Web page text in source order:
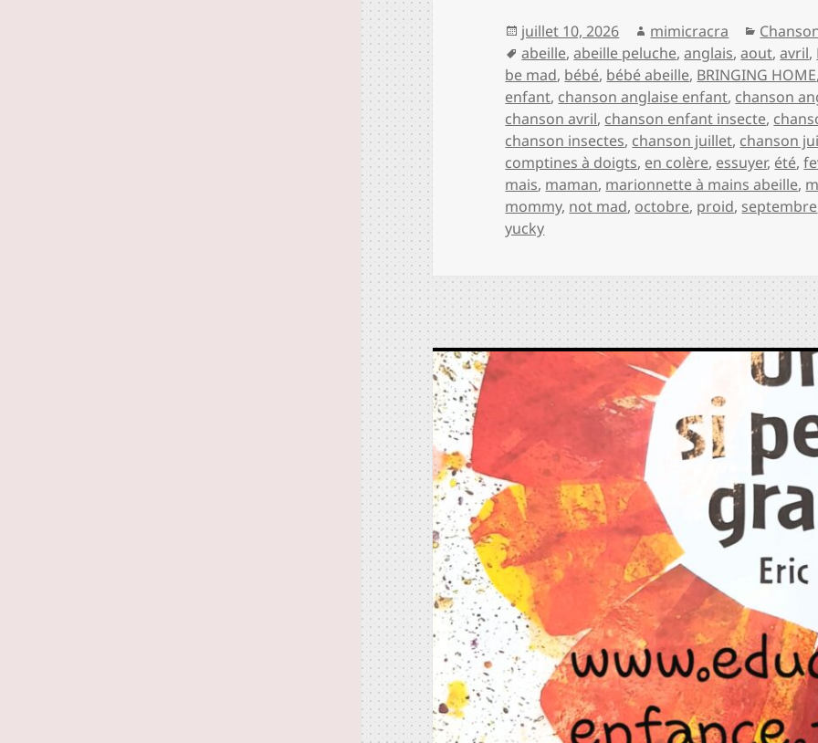
Publié
le
juillet 10, 2026 Auteur
mimicracra
Mots-
clés
abeille,abeille peluche,anglais,aout,avril,
be mad, bébé, bébé abeille, BRINGING HOME,
enfant, chanson anglaise enfant, chanson
chanson avril, chanson enfant insecte,
chanson insectes, chanson juillet, chanson
comptines à doigts, en colère, essuyer, été,
mais, maman, marionnette à mains abeille,
mommy, not mad, octobre, proid, septembre
yucky